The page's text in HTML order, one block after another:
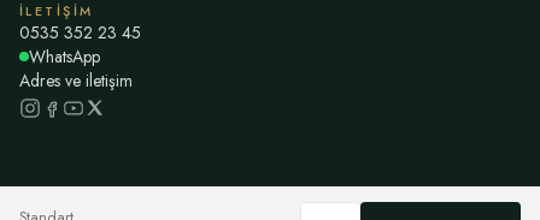
İLETIŞIM
0535 352 23 45
WhatsApp
Adres ve iletişim